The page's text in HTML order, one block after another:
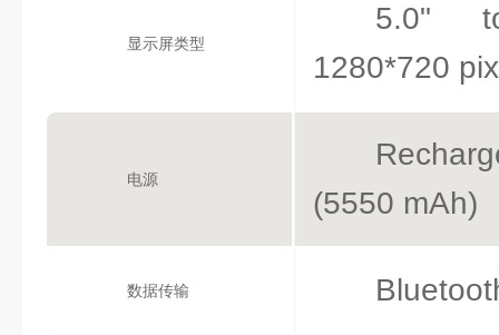
显示屏类型
5.0"
1280*720
电源
(5550 mAh)
数据传输